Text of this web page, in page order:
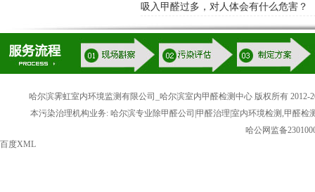
吸入甲醛过多，对人体会有什么危害？
哈尔滨霁虹室内环境监测有限公司_哈尔滨室内甲醛检测中心 版权所有 2012-
本污染治理机构业务: 哈尔滨专业除甲醛公司|甲醛治理|室内环境检测,甲醛
哈公网监备
百度XML